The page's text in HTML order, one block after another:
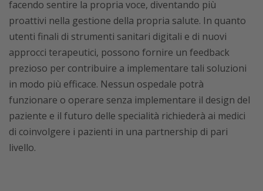
facendo sentire la propria voce, diventando più
proattivi nella gestione della propria salute. In quanto
utenti finali di strumenti sanitari digitali e di nuovi
approcci terapeutici, possono fornire un feedback
prezioso per contribuire a implementare tali soluzioni
in modo più efficace. Nessun ospedale potrà
funzionare o operare senza implementare il design del
paziente e il futuro delle specialità richiederà ai medici
di coinvolgere i pazienti in una partnership di pari
livello.